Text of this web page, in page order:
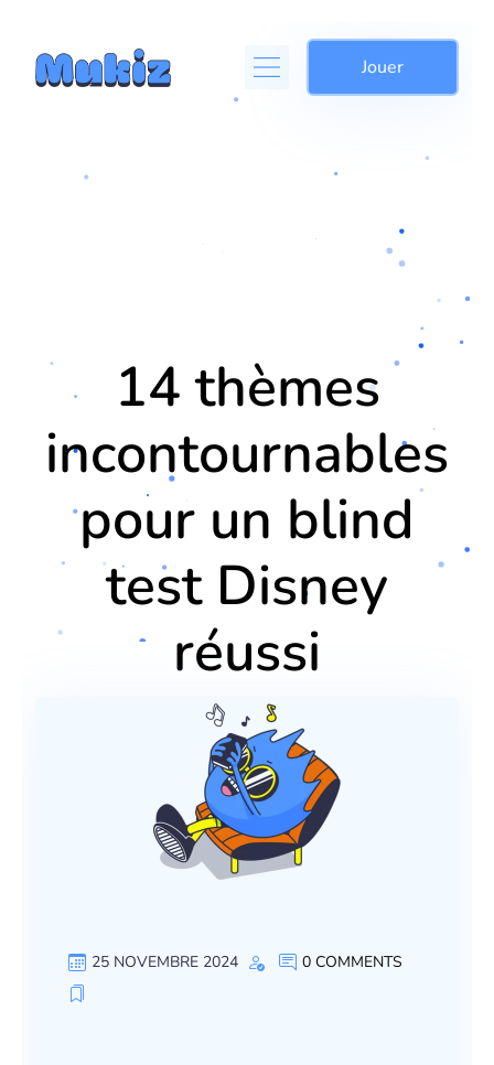
Jouer
14 thèmes
incontournables
pour un blind
test Disney
réussi
25 NOVEMBRE 2024 0 COMMENTS